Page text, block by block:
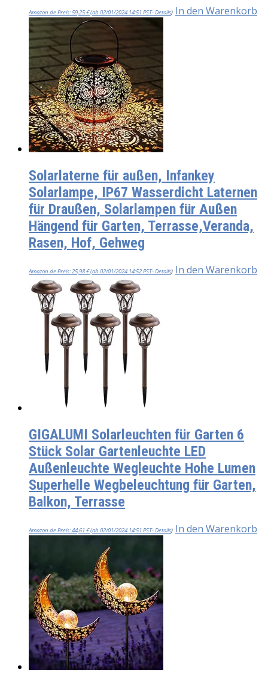
Amazon.de Preis:59,25€(ab 02/01/2024 14:51 PST-Details) In den Warenkorb
Solarlaterne für außen, Infankey
Solarlampe, IP67 Wasserdicht Laternen
für Draußen, Solarlampen für Außen
Hängend für Garten, Terrasse,Veranda,
Rasen, Hof, Gehweg
Amazon.de Preis:25,98€(ab 02/01/2024 14:52 PST-Details) In den Warenkorb
GIGALUMI Solarleuchten für Garten 6
Stück Solar Gartenleuchte LED
Außenleuchte Wegleuchte Hohe Lumen
Superhelle Wegbeleuchtung für Garten,
Balkon, Terrasse
Amazon.de Preis:44,61 €(ab 02/01/2024 14:51 PST-Details) In den Warenkorb